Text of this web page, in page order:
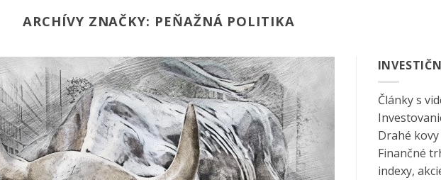
ARCHÍVY ZNAČKY: PEŇAŽNÁ POLITIKA
Články s
Drahé
Finančné
indexy,